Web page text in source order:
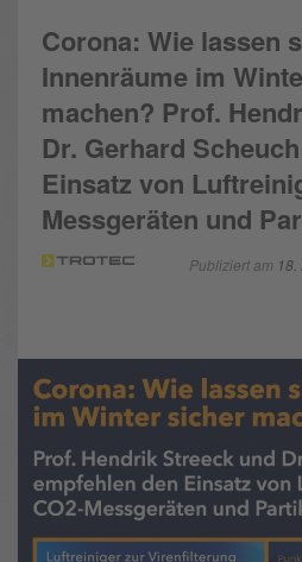
Corona: Wie lassen
Innenräume im
machen? Prof.
Dr. Gerhard
Einsatz von
Messgeräten und
Publiziert am